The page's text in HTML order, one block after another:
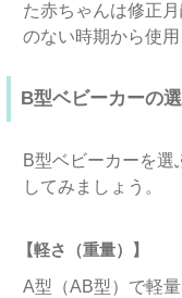
た赤ちゃんは修正
のない時期から使用
B型ベビーカーの
B型ベビーカーを選
してみましょう。
【軽さ（重量）】
A型（AB型）で軽